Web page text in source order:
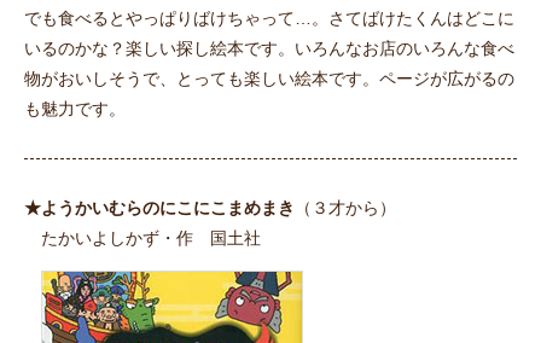
でも食べるとやっぱりばけちゃって…。さてばけたくんはどこに
いるのかな？楽しい探し絵本です。いろんなお店のいろんな食べ
物がおいしそうで、とっても楽しい絵本です。ページが広がるの
も魅力です。
★ようかいむらのにこにこまめまき
（３才から）
たかいよしかず・作 国土社